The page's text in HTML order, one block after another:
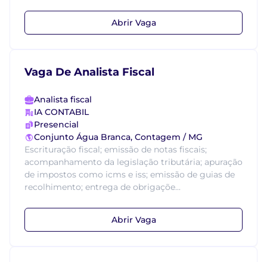
Abrir Vaga
Vaga De Analista Fiscal
Analista fiscal
IA CONTABIL
Presencial
Conjunto Água Branca, Contagem / MG
Escrituração fiscal; emissão de notas fiscais;
acompanhamento da legislação tributária; apuração
de impostos como icms e iss; emissão de guias de
recolhimento; entrega de obrigaçõe...
Abrir Vaga